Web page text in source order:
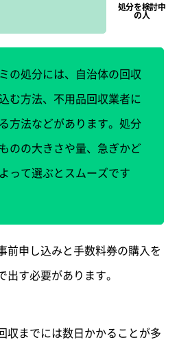
の処分には、自治体の回収
む方法、不用品回収業者に
方法などがあります。処分
のの大きさや量、急ぎかど
って選ぶとスムーズです
前申し込みと手数料券の購入を
出す必要があります。
収までには数日かかることが多